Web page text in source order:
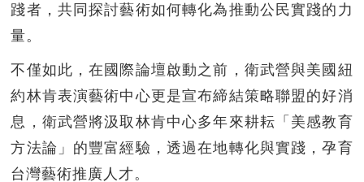
踐者，共同探討藝術如何轉化為推動公民實踐的力
量。
不僅如此，在國際論壇啟動之前，衛武營與美國紐
約林肯表演藝術中心更是宣布締結策略聯盟的好消
息，衛武營將汲取林肯中心多年來耕耘「美感教育
方法論」的豐富經驗，透過在地轉化與實踐，孕育
台灣藝術推廣人才。